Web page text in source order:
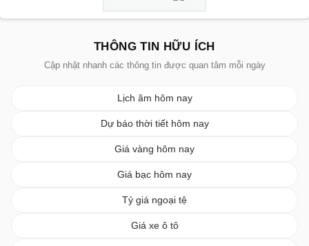
THÔNG TIN HỮU ÍCH
Cập nhật nhanh các thông tin được quan tâm mỗi ngày
Lịch âm hôm nay
Dự báo thời tiết hôm nay
Giá vàng hôm nay
Giá bạc hôm nay
Tỷ giá ngoại tệ
Giá xe ô tô